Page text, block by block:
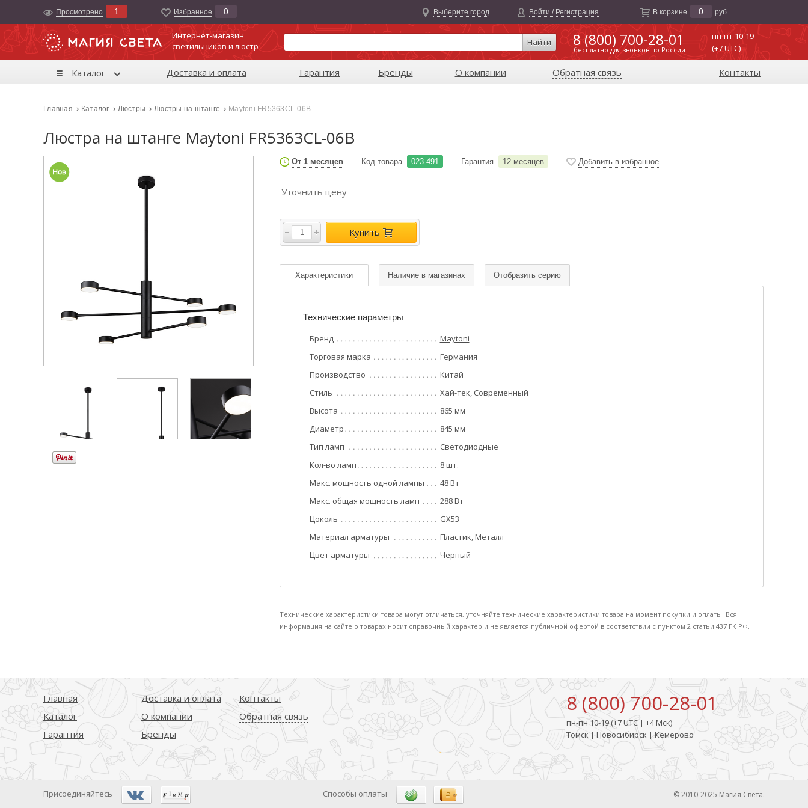
Просмотрено 1 Избранноe 0 Выберите город Войти / Регистрация В корзине 0 руб.
Интернет-магазин
светильников и люстр
Найти 8 (800) 700-28-01
бесплатно для звонков по России
пн-пт 10-19
(+7 UTC)
Каталог Доставка и оплата Гарантия Бренды О компании Обратная связь Контакты
Главная Каталог Люстры Люстры на штанге Maytoni FR5363CL-06B
Люстра на штанге Maytoni FR5363CL-06B
От 1 месяцев Код товара 023 491 Гарантия 12 месяцев Добавить в избранное
Уточнить цену
Купить
Характеристики Наличие в магазинах Отобразить серию
Технические параметры
Бренд
Maytoni
Торговая марка
Германия
Производство
Китай
Стиль
Хай-тек, Современный
Высота
865 мм
Диаметр
845 мм
Тип ламп
Светодиодные
Кол-во ламп
8 шт.
Макс. мощность одной лампы
48 Вт
Макс. общая мощность ламп
288 Вт
Цоколь
GX53
Материал арматуры
Пластик, Металл
Цвет арматуры
Черный
Технические характеристики товара могут отличаться, уточняйте технические характеристики товара на момент покупки и оплаты. Вся
информация на сайте о товарах носит справочный характер и не является публичной офертой в соответствии с пунктом 2 статьи 437 ГК РФ.
Главная
Каталог
Гарантия
Доставка и оплата
О компании
Бренды
Контакты
Обратная связь
8 (800) 700-28-01
пн-пн 10-19 (+7 UTC | +4 Мск)
Томск | Новосибирск | Кемерово
Присоединяйтесь Способы оплаты © 2010-2025 Магия Света.